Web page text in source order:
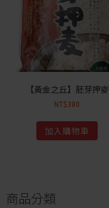
【黃金之丘】胚芽押麥
NT$380
加入購物車
商品分類